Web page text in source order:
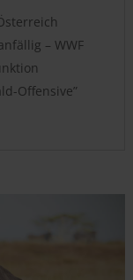
– WWF
Offensive”